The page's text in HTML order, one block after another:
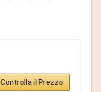
Controlla il Prezzo